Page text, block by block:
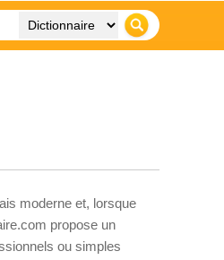
moderne et, lorsque
propose un
ou simples